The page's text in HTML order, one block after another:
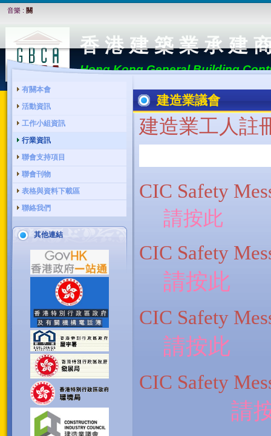
音樂 : 關
香 港 建 築 業 承 建
Hong Kong General Building
有關本會
活動資訊
工作小組資訊
行業資訊
聯會支持項目
聯會刊物
表格與資料下載區
聯絡我們
其他連結
建造業議會
建造業工人註
CIC Safety
請按此
CIC Safety
請按此
CIC Safety
請按此
CIC Safety
請